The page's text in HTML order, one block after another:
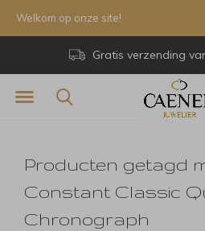
Gratis verzending
Welkom op onze site!
Producten getagd
Constant Classic
Chronograph